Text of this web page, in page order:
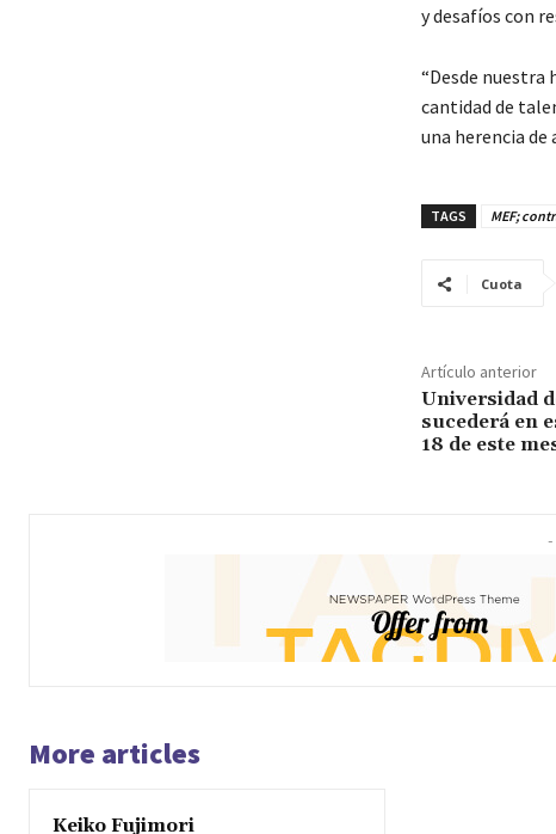
y desafíos con
“Desde
cantidad de
una herencia
TAGS MEF;
Cuota
Artículo anterior
Universidad
sucederá en
18 de este
-
More articles
Keiko Fujimori